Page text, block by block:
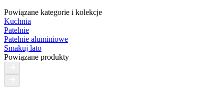
Powiązane kategorie i kolekcje
Kuchnia
Patelnie
Patelnie aluminiowe
Smakuj lato
Powiązane produkty